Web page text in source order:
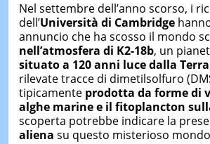
Nel settembre dell’anno scorso, i
dell’Università di Cambridge
annuncio che ha scosso il mondo
nell’atmosfera di K2-18b, un
situato a 120 anni luce dalla Terra
rilevate tracce di dimetilsolfuro
tipicamenteprodotta da forme di
alghe marine e il fitoplancton
scoperta potrebbe indicare la
aliena su questo misterioso